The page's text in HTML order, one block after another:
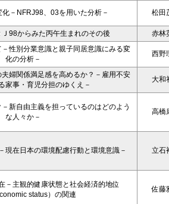
－NFRJ98、03を用いた分析－ 松田
98からみた丙午生まれのその後
赤林
性別分業意識と親子同居意識にみる変
化の分析－
西野
婦関係満足感を高めるか？－雇用不安
家事・育児分担のゆくえ－
大和
新自由主義を担っているのはどのよう
な人々か－
高橋
現在日本の環境配慮行動と環境意識－ 立石
－主観的健康状態と社会経済的地位
status）の関連
佐藤